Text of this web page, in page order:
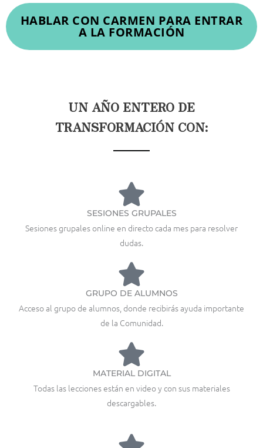
HABLAR CON CARMEN PARA ENTRAR
A LA FORMACIÓN
UN AÑO ENTERO DE
TRANSFORMACIÓN CON:
SESIONES GRUPALES
Sesiones grupales online en directo cada mes para resolver
dudas.
GRUPO DE ALUMNOS
Acceso al grupo de alumnos, donde recibirás ayuda importante
de la Comunidad.
MATERIAL DIGITAL
Todas las lecciones están en video y con sus materiales
descargables.